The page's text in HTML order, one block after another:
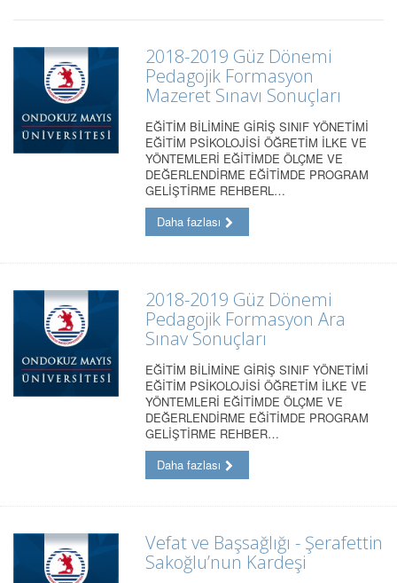
2018-2019 Güz Dönemi
Pedagojik Formasyon
Mazeret Sınavı Sonuçları
EĞİTİM BİLİMİNE GİRİŞ SINIF YÖNETİMİ
EĞİTİM PSİKOLOJİSİ ÖĞRETİM İLKE VE
YÖNTEMLERİ EĞİTİMDE ÖLÇME VE
DEĞERLENDİRME EĞİTİMDE PROGRAM
GELİŞTİRME REHBERL…
Daha fazlası
2018-2019 Güz Dönemi
Pedagojik Formasyon Ara
Sınav Sonuçları
EĞİTİM BİLİMİNE GİRİŞ SINIF YÖNETİMİ
EĞİTİM PSİKOLOJİSİ ÖĞRETİM İLKE VE
YÖNTEMLERİ EĞİTİMDE ÖLÇME VE
DEĞERLENDİRME EĞİTİMDE PROGRAM
GELİŞTİRME REHBER…
Daha fazlası
Vefat ve Başsağlığı - Şerafettin
Sakoğlu’nun Kardeşi